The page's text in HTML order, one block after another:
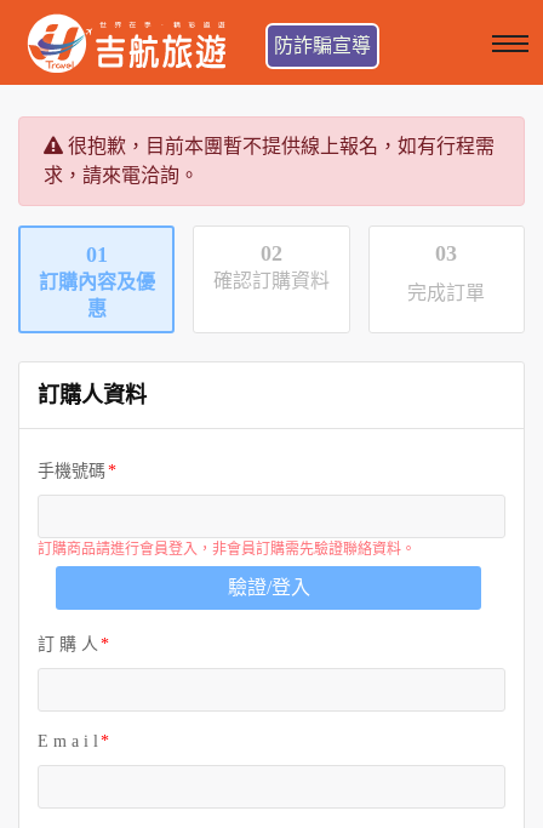
防詐騙宣導
很抱歉，目前本團暫不提供線上報名，如有行程需
求，請來電洽詢。
01
訂購內容及優
惠
02
確認訂購資料
03
完成訂單
訂購人資料
手機號碼
訂購商品請進行會員登入，非會員訂購需先驗證聯絡資料。
驗證/登入
訂 購 人
E m a i l